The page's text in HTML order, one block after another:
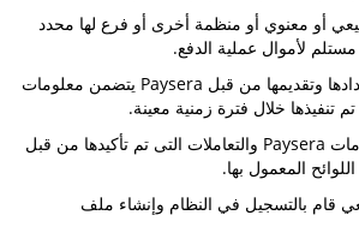
أو معنوي أو منظمة أخرى أو فرع لها محدد
لأموال عملية الدفع.
- هو وثيقة يتم إعدادها وتقديمها من قبل Paysera يتضمن معلومات
تنفيذها خلال فترة زمنية معينة.
- هي أسعار خدمات Paysera والتعاملات التى تم تأكيدها من قبل
بالتسجيل في النظام وإنشاء ملف